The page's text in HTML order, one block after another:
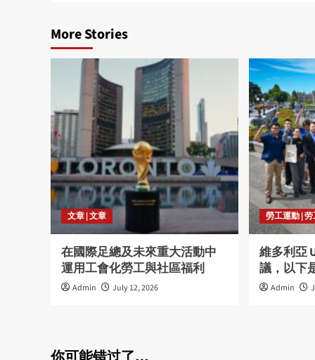
More Stories
文章 | 文章
在國際足總及未來重大活動中
運用工會化勞工與社區福利
Admin July 12, 2026
勞工運動 |
維多利亞
議，以下
Admin